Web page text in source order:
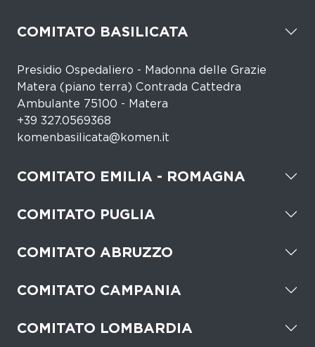
COMITATO BASILICATA
Presidio Ospedaliero - Madonna delle Grazie
Matera (piano terra) Contrada Cattedra
Ambulante 75100 - Matera
+39 327.0569368
komenbasilicata@komen.it
COMITATO EMILIA - ROMAGNA
COMITATO PUGLIA
COMITATO ABRUZZO
COMITATO CAMPANIA
COMITATO LOMBARDIA